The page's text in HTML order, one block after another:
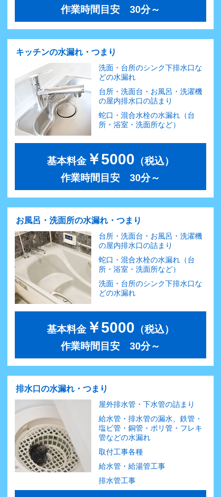
作業時間目安 30分～
キッチンの水漏れ・つまり
洗面・台所のシンク下排水口な
どの水漏れ
台所・洗面台・お風呂・洗濯機
の屋内排水口の詰まり
蛇口・混合水栓の水漏れ（台
所・浴室・洗面所など）
基本料金￥5000 （税込）
作業時間目安 30分～
お風呂・洗面所の水漏れ・つまり
台所・洗面台・お風呂・洗濯機
の屋内排水口の詰まり
蛇口・混合水栓の水漏れ（台
所・浴室・洗面所など）
洗面・台所のシンク下排水口な
どの水漏れ
基本料金￥5000 （税込）
作業時間目安 30分～
排水口の水漏れ・つまり
屋外排水管・下水管の詰まり
給水管・排水管の漏水、鉄管・
塩ビ管・銅管・ポリ管・フレキ
管などの水漏れ
取付工事各種
給水管・給湯管工事
排水管工事